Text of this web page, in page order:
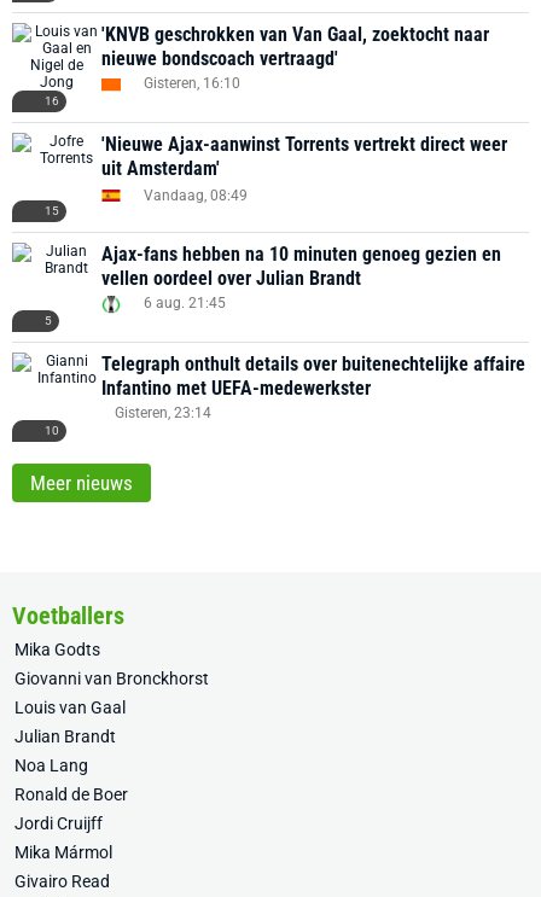
16
'KNVB geschrokken van Van Gaal, zoektocht naar
nieuwe bondscoach vertraagd'
Gisteren, 16:10
15
'Nieuwe Ajax-aanwinst Torrents vertrekt direct weer
uit Amsterdam'
Vandaag, 08:49
5
Ajax-fans hebben na 10 minuten genoeg gezien en
vellen oordeel over Julian Brandt
6 aug. 21:45
10
Telegraph onthult details over buitenechtelijke affaire
Infantino met UEFA-medewerkster
Gisteren, 23:14
Meer nieuws
Voetballers
Mika Godts
Giovanni van Bronckhorst
Louis van Gaal
Julian Brandt
Noa Lang
Ronald de Boer
Jordi Cruijff
Mika Mármol
Givairo Read